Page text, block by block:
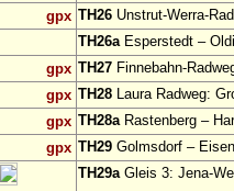
gpx TH26 Unstrut-Werra-
TH26aEsperstedt –
gpx TH27 Finnebahn-
gpx TH28 Laura Radweg:
gpx TH28aRastenberg –
gpx TH29 Golmsdorf –
TH29aGleis 3: Jena-